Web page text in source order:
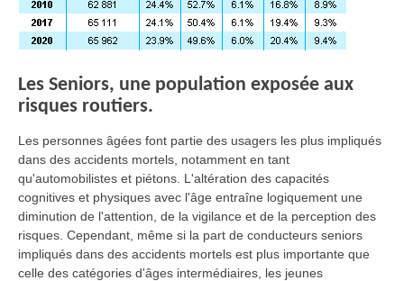
Les Seniors, une population exposée aux
risques routiers.
Les personnes âgées font partie des usagers les plus impliqués
dans des accidents mortels, notamment en tant
qu'automobilistes et piétons. L'altération des capacités
cognitives et physiques avec l'âge entraîne logiquement une
diminution de l'attention, de la vigilance et de la perception des
risques. Cependant, même si la part de conducteurs seniors
impliqués dans des accidents mortels est plus importante que
celle des catégories d'âges intermédiaires, les jeunes